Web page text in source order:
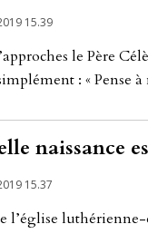
15.39
le Père
: « Pen­se à
naissance
15.37
l’église